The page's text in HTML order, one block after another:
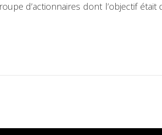
d’actionnaires dont l’objectif